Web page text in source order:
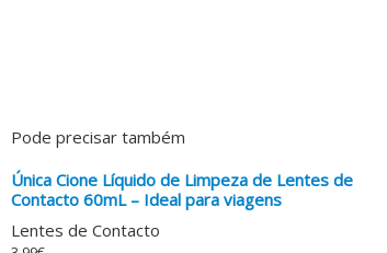
Pode precisar também
Única Cione Líquido de Limpeza de Lentes de
Contacto 60mL – Ideal para viagens
Lentes de Contacto